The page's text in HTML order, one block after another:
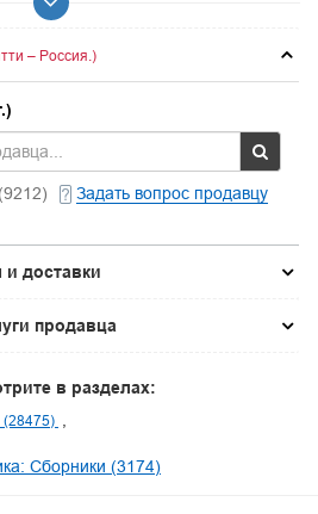
– Россия.)
(9212) Задать вопрос продавцу
доставки
продавца
в разделах:
(28475)
Сборники (3174)